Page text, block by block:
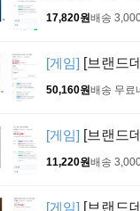
17,820원배송
[게임] [브랜드
50,160원배송 무료
[게임] [브랜드
11,220원배송
[게임] [브랜드